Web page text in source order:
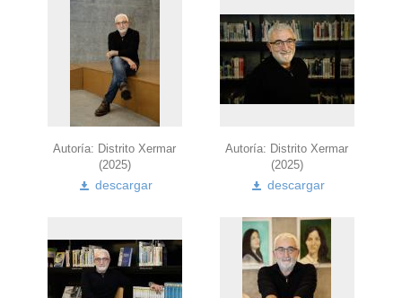
videoteca
outros docs
Autoría: Distrito Xermar
(2025)
descargar
Autoría: Distrito Xermar
(2025)
descargar